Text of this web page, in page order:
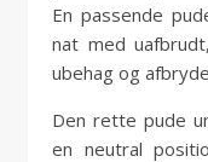
En passende
nat med
ubehag og
Den rette pude
en neutral